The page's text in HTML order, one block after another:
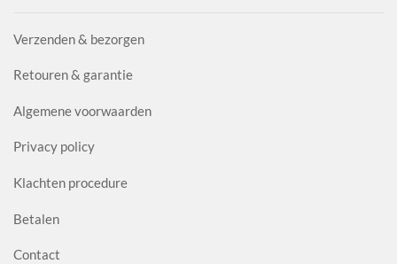
Verzenden & bezorgen
Retouren & garantie
Algemene voorwaarden
Privacy policy
Klachten procedure
Betalen
Contact